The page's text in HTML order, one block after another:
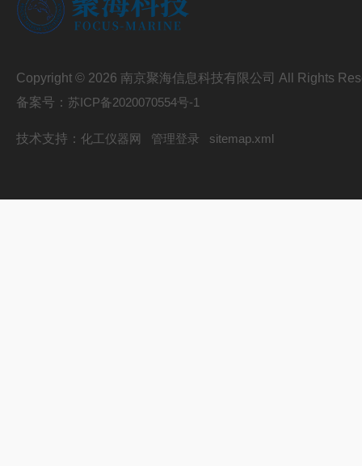
Copyright © 2026 南京聚海信息科技有限公司 All Rights
备案号： 苏ICP备2020070554号-1
技术支持： 化工仪器网 管理登录 sitemap.xml